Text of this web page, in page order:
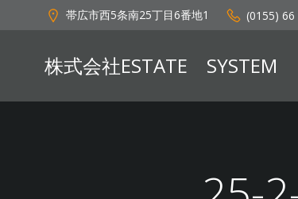
ン
へ
帯広市西5条南25丁目6番地1 (0155) 66
株式会社ESTATE SYSTEM